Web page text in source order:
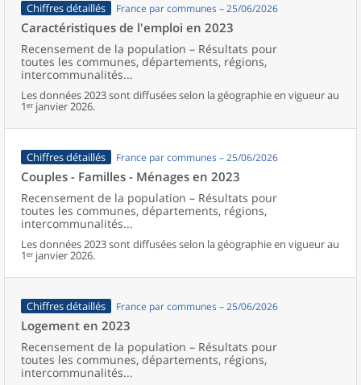
Chiffres détaillés France par communes – 25/06/2026
Caractéristiques de l'emploi en 2023
Recensement de la population – Résultats pour
toutes les communes, départements, régions,
intercommunalités...
Les données 2023 sont diffusées selon la géographie en vigueur au
1ᵉʳ janvier 2026.
Chiffres détaillés France par communes – 25/06/2026
Couples - Familles - Ménages en 2023
Recensement de la population – Résultats pour
toutes les communes, départements, régions,
intercommunalités...
Les données 2023 sont diffusées selon la géographie en vigueur au
1ᵉʳ janvier 2026.
Chiffres détaillés France par communes – 25/06/2026
Logement en 2023
Recensement de la population – Résultats pour
toutes les communes, départements, régions,
intercommunalités...